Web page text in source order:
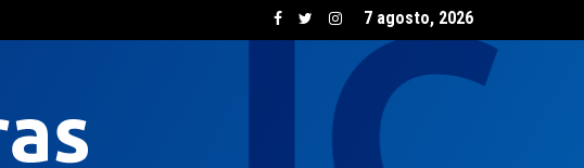
El consumo de vino creció un 5,8% en junio impulsado por las opciones
7 agosto, 2026